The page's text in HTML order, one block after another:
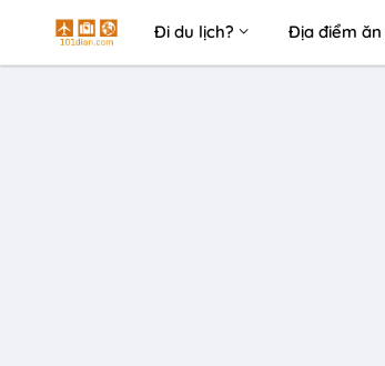
Đi du lịch? Địa điểm